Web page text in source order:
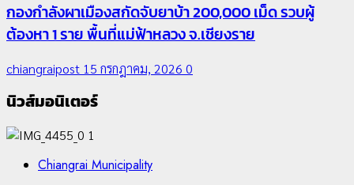
กองกำลังผาเมืองสกัดจับยาบ้า 200,000 เม็ด รวบผู้
ต้องหา 1 ราย พื้นที่แม่ฟ้าหลวง จ.เชียงราย
chiangraipost 15 กรกฎาคม, 2026 0
นิวส์มอนิเตอร์
1
Chiangrai Municipality